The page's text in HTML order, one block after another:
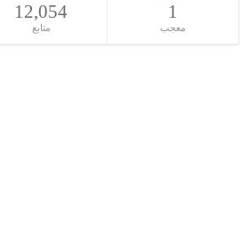
1
معجب
12,054
متابع